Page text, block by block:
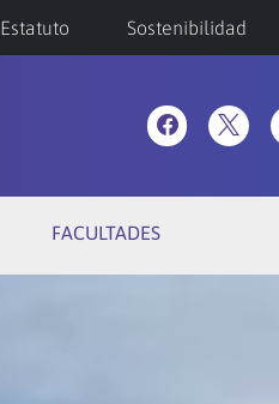
Estatuto Sostenibilidad
FACULTADES